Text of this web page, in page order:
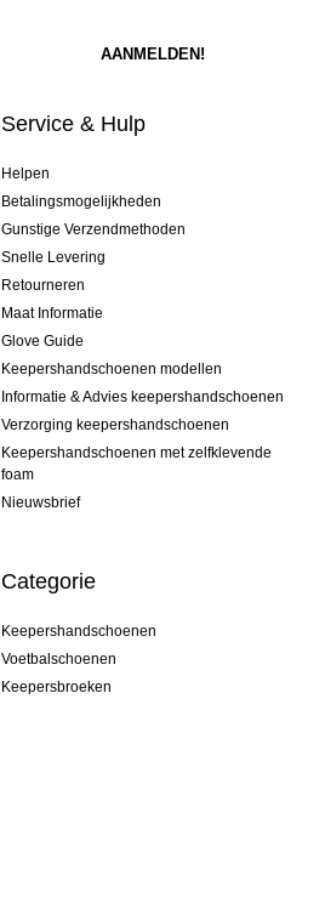
Service & Hulp
Helpen
Betalingsmogelijkheden
Gunstige Verzendmethoden
Snelle Levering
Retourneren
Maat Informatie
Glove Guide
Keepershandschoenen modellen
Informatie & Advies keepershandschoenen
Verzorging keepershandschoenen
Keepershandschoenen met zelfklevende
foam
Nieuwsbrief
Categorie
Keepershandschoenen
Voetbalschoenen
Keepersbroeken